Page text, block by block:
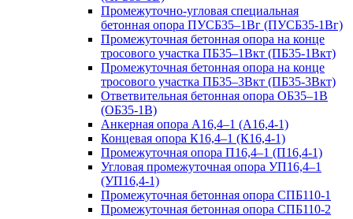
Промежуточно-угловая специальная
бетонная опора ПУСБ35–1Вг (ПУСБ35-1Вг)
Промежуточная бетонная опора на конце
тросового участка ПБ35–1Вкт (ПБ35-1Вкт)
Промежуточная бетонная опора на конце
тросового участка ПБ35–3Вкт (ПБ35-3Вкт)
Ответвительная бетонная опора ОБ35–1В
(ОБ35-1В)
Анкерная опора А16,4–1 (А16,4-1)
Концевая опора К16,4–1 (К16,4-1)
Промежуточная опора П16,4–1 (П16,4-1)
Угловая промежуточная опора УП16,4–1
(УП16,4-1)
Промежуточная бетонная опора СПБ110-1
Промежуточная бетонная опора СПБ110-2